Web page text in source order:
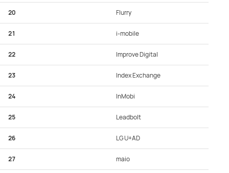
20 Flurry
21 i-mobile
22 Improve Digital
23 Index Exchange
24 InMobi
25 Leadbolt
26 LG U+AD
27 maio